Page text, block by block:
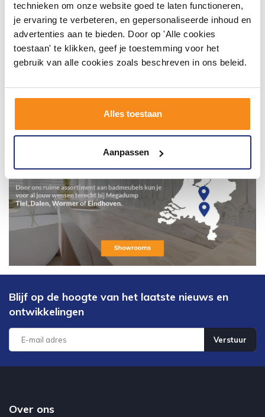
technieken om onze website goed te laten functioneren,
je ervaring te verbeteren, en gepersonaliseerde inhoud en
advertenties aan te bieden. Door op 'Alle cookies
toestaan' te klikken, geef je toestemming voor het
gebruik van alle cookies zoals beschreven in ons beleid.
Alles toestaan
Aanpassen
Blijf op de hoogte van het laatste nieuws en
ontwikkelingen
Verstuur
Over ons